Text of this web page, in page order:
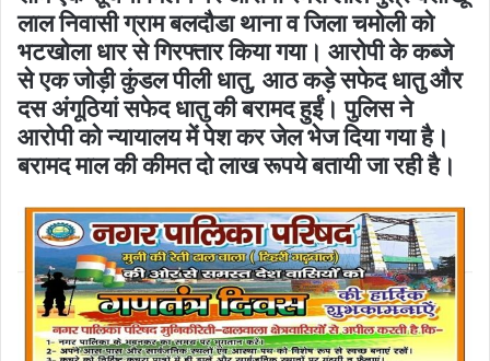
लाल निवासी ग्राम बलदौडा थाना व जिला चमोली को
भटखोला धार से गिरफ्तार किया गया। आरोपी के कब्जे
से एक जोड़ी कुंडल पीली धातु, आठ कड़े सफेद धातु और
दस अंगूठियां सफेद धातु की बरामद हुईं। पुलिस ने
आरोपी को न्यायालय में पेश कर जेल भेज दिया गया है।
बरामद माल की कीमत दो लाख रूपये बतायी जा रही है।